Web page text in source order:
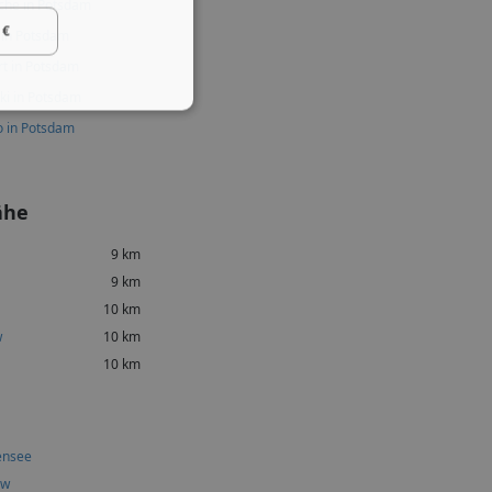
in Potsdam
Potsdam
in Potsdam
9 km
9 km
10 km
10 km
10 km